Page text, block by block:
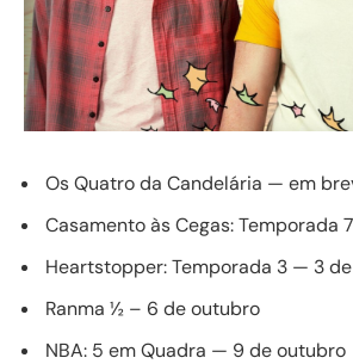
Os Quatro da Candelária — em
Casamento às Cegas: Temporada
Heartstopper: Temporada 3 — 3
Ranma ½ – 6 de outubro
NBA: 5 em Quadra — 9 de outubro